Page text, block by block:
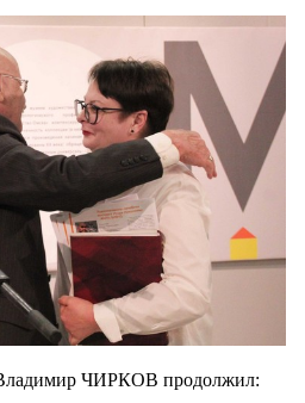
ЧИРКОВ продолжил: